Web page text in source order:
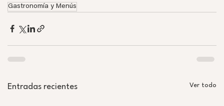
Gastronomía y Menús
Entradas recientes Ver todo